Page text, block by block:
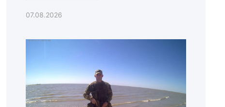
07.08.2026